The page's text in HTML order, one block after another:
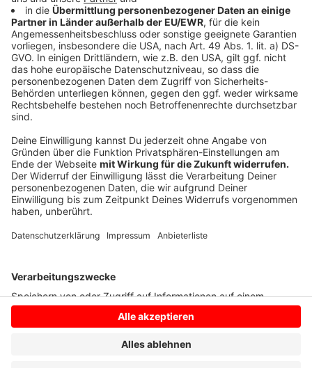
mehr junge Medizinerinnen und Mediziner entschieden
sich für eine Anstellung, statt eine eigene Praxis zu
führen, oder für Arbeit in Teilzeit. Dabei gehe es um die
Rahmenbedingungen. "Die nächste Bundesregierung
wird sich daran messen lassen müssen, inwiefern sie
die inhabergeführte Praxis wieder attraktiver macht",
mahnte Gassen.
(dpa)
Anzeige